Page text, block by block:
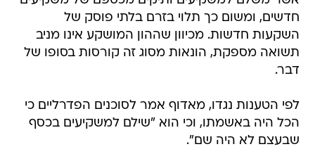
חדשים, ומשום כך תלוי בזרם בלתי פוסק של
השקעות חדשות. מכיוון שההון המושקע אינו מניב
תשואה מספקת, הונאות מסוג זה קורסות בסופו של
דבר.
לפי הטענות נגדו, מאדוף אמר לסוכנים הפדרליים כי
הכל היה באשמתו, וכי הוא "שילם למשקיעים בכסף
שבעצם לא היה שם".